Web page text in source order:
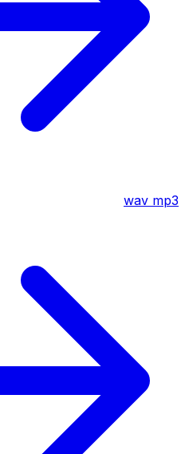
wav mp3